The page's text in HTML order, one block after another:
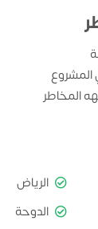
المشروع
المخاطر
الرياض
الدوحة